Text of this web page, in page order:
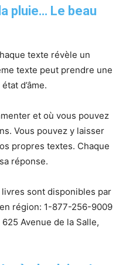
pluie… Le beau
texte révèle un
texte peut prendre une
d’âme.
et où vous pouvez
Vous pouvez y laisser
propres textes. Chaque
réponse.
sont disponibles par
en région: 1-877-256-9009
Avenue de la Salle,